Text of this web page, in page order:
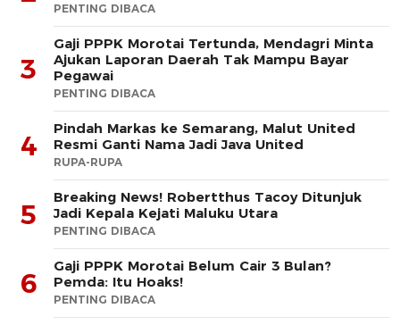
PENTING DIBACA
3
Gaji PPPK Morotai Tertunda, Mendagri Minta
Ajukan Laporan Daerah Tak Mampu Bayar
Pegawai
PENTING DIBACA
4
Pindah Markas ke Semarang, Malut United
Resmi Ganti Nama Jadi Java United
RUPA-RUPA
5
Breaking News! Robertthus Tacoy Ditunjuk
Jadi Kepala Kejati Maluku Utara
PENTING DIBACA
6
Gaji PPPK Morotai Belum Cair 3 Bulan?
Pemda: Itu Hoaks!
PENTING DIBACA